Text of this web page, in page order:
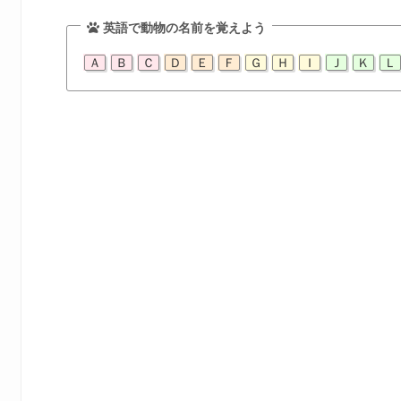
英語で動物の名前を覚えよう
Ａ Ｂ Ｃ Ｄ Ｅ Ｆ Ｇ Ｈ Ｉ Ｊ Ｋ Ｌ